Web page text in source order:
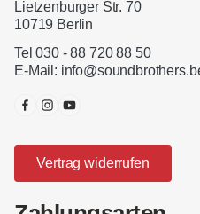
Lietzenburger Str. 70
10719 Berlin
Tel 030 - 88 720 88 50
E-Mail:
Vertrag widerrufen